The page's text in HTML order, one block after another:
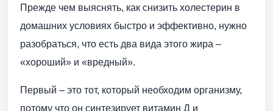
Прежде чем выяснять, как снизить холестерин в
домашних условиях быстро и эффективно, нужно
разобраться, что есть два вида этого жира –
«хороший» и «вредный».
Первый – это тот, который необходим организму,
потому что он синтезирует витамин Д и